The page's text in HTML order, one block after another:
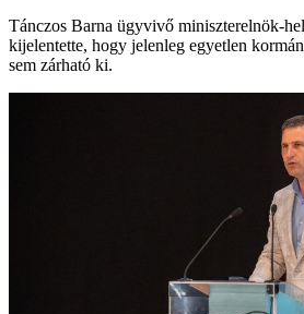
Tánczos Barna ügyvivő miniszterelnök-
kijelentette, hogy jelenleg egyetlen
sem zárható ki.